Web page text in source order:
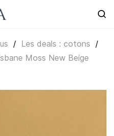
/ Les deals : cotons /
Moss New Beige